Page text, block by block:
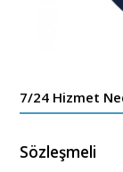
7/24 Hizmet
Sözleşmeli